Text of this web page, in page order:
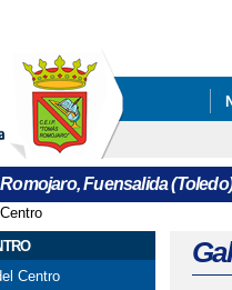
Fuensalida
usted aquí
Centro